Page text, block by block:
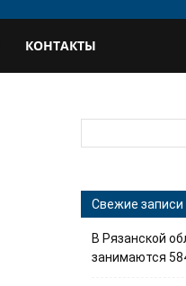
КОНТАКТЫ
Свежие записи
В Рязанской
занимаются